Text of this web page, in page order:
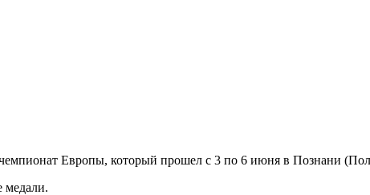
Европы, который прошел с 3 по 6 июня в Познани
медали.